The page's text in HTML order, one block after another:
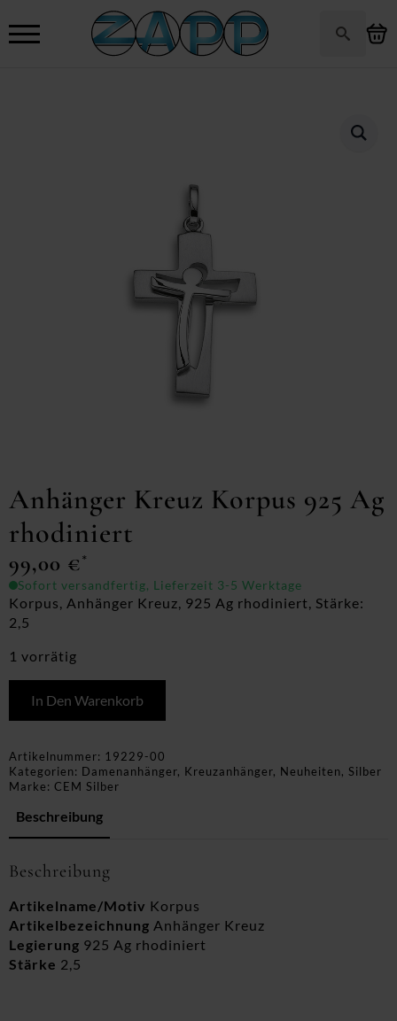
Anhänger Kreuz Korpus 925 Ag
rhodiniert
99,00 €*
Sofort versandfertig, Lieferzeit 3-5 Werktage
Korpus, Anhänger Kreuz, 925 Ag rhodiniert, Stärke:
2,5
1 vorrätig
In Den Warenkorb
Artikelnummer: 19229-00
Kategorien: Damenanhänger, Kreuzanhänger, Neuheiten, Silber
Marke: CEM Silber
Beschreibung
Beschreibung
Artikelname/Motiv Korpus
Artikelbezeichnung Anhänger Kreuz
Legierung 925 Ag rhodiniert
Stärke 2,5